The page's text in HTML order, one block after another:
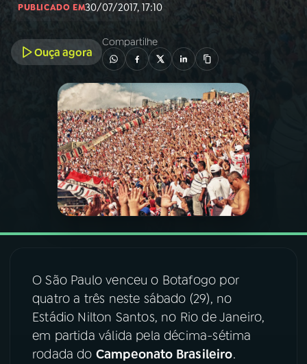
PROGRAMAS
PODCASTS
VIDEOCASTS
08 FESTIVAL DE MÚSICA
ACOMPANHE A RÁDIO NACIONAL
PUBLICADO EM30/07/2017, 17:10
Ouça agora
Compartilhe
O São Paulo venceu o Botafogo por
quatro a três neste sábado (29), no
Estádio Nilton Santos, no Rio de Janeiro,
em partida válida pela décima-sétima
rodada do Campeonato Brasileiro.